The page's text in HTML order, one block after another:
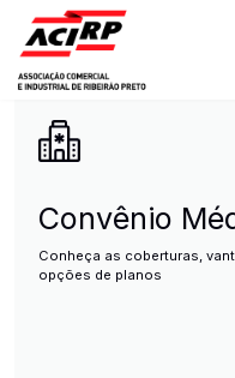
Pular para o conteúdo
ACIRP -
Convênio
Conheça as coberturas,
opções de planos